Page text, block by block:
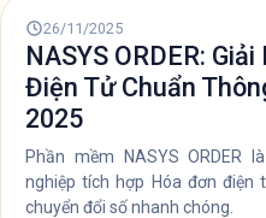
26/11/2025
NASYS ORDER:
Điện Tử Chuẩn
2025
Phần mềm NASYS ORDER
nghiệp tích hợp Hóa đơn
chuyển đổi số nhanh chóng.